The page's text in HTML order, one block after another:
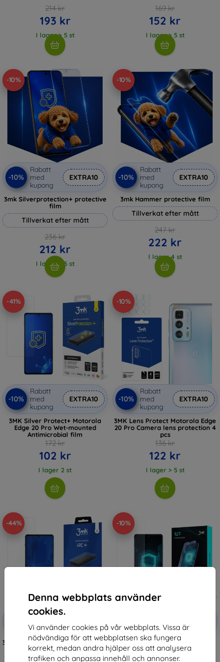
Denna webbplats använder
cookies.
Vi använder cookies på vår webbplats. Vissa är
nödvändiga för att webbplatsen ska fungera
korrekt, medan andra hjälper oss att analysera
trafiken och anpassa innehåll och annonser.
214 kr
193 kr
I lager > 5 st
169 kr
152 kr
I lager > 5 st
-10%
-10%
Rabatt
med
kupong
EXTRA10
3mk Silverprotection+ protective
film
Tillverkat efter mått
236 kr
212 kr
I lager > 5 st
-10%
-10%
Rabatt
med
kupong
EXTRA10
3mk Hammer protective film
Tillverkat efter mått
247 kr
222 kr
I lager 4 st
-41%
-10%
Rabatt
med
kupong
EXTRA10
3MK Silver Protect+ Motorola
Edge 20 Pro Wet-mounted
Antimicrobial film
172 kr
102 kr
I lager 2 st
-10%
-10%
Rabatt
med
kupong
EXTRA10
3MK Lens Protect Motorola Edge
20 Pro Camera lens protection 4
pcs
136 kr
122 kr
I lager > 5 st
-44%
Rabatt
kupong
3MK Folia ARC+ Motorola Edge 20
Pro Fullscreen film
172 kr
-10%
kupong
3MK Folia 1UP Motorola Edge 20
Pro Gaming foil 3 pcs.
(5903108432856)